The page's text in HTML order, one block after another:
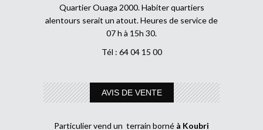
Quartier Ouaga 2000. Habiter quartiers
alentours serait un atout. Heures de service de
07 h à 15h 30.
Tél : 64 04 15 00
AVIS DE VENTE
Particulier vend un terrain borné à Koubri